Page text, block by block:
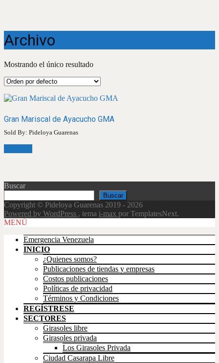
Archivo
Mostrando el único resultado
Gran Mariscal de Ayacucho GMA
Sold By: Pideloya Guarenas
Buscar
Buscar
Copyright © Pideloya Guarenas 2019 - 2026
Powered by WordPress , tema i-max por TemplatesNext.
Scroll
MENÚ
Emergencia Venezuela
INICIO
¿Quienes somos?
Publicaciones de tiendas y empresas
Costos publicaciones
Políticas de privacidad
Términos y Condiciones
REGÍSTRESE
SECTORES
Girasoles libre
Girasoles privada
Los Girasoles Privada
Ciudad Casarapa Libre